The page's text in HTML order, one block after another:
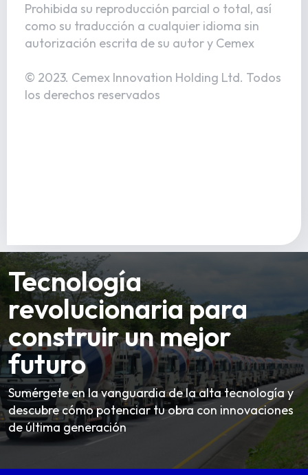
Prohibida su reproducción parcial o total, así
como su traducción a cualquier idioma sin
autorización escrita de su autor y Cemex
© 2023. Cemex Innovation Holding Ltd. Todos
los derechos reservados
Tecnología
revolucionaria para
construir un mejor
futuro
Sumérgete en la vanguardia de la alta tecnología y
descubre cómo potenciar tu obra con innovaciones
de última generación